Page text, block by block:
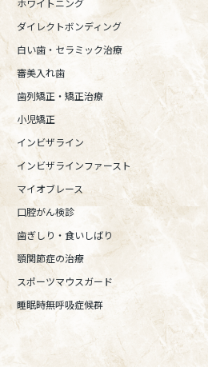
ダイレクトボンディング
白い歯・セラミック治療
審美入れ歯
歯列矯正・矯正治療
小児矯正
インビザライン
インビザラインファースト
マイオブレース
口腔がん検診
歯ぎしり・食いしばり
顎関節症の治療
スポーツマウスガード
睡眠時無呼吸症候群